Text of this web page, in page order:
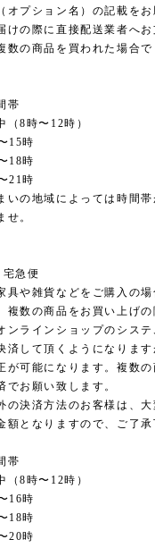
オプション名）の記載を
けの際に直接配送業者へお
数の商品を買われた場合
帯
（8時〜12時）
15時
18時
21時
いの地域によっては時間
せ。
急便
具や雑貨などをご購入の
複数の商品をお買い上げ
ンラインショップのシス
済して頂くようになりま
が可能になります。複数
でお願い致します。
の決済方法のお客様は、
額となりますので、ご了承
帯
（8時〜12時）
16時
18時
20時